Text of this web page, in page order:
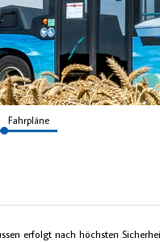
Fahrpläne
erfolgt nach höchsten